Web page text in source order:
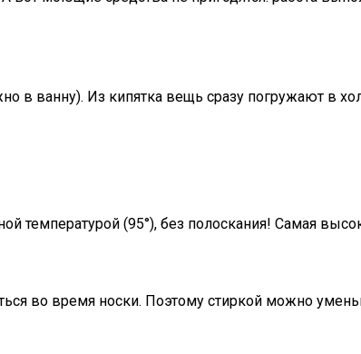
в ванну). Из кипятка вещь сразу погружают в
температурой (95°), без полоскания! Самая
во время носки. Поэтому стиркой можно